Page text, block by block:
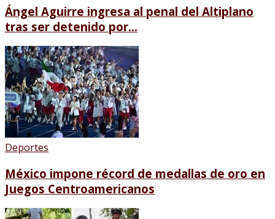
Ángel Aguirre ingresa al penal del Altiplano
tras ser detenido por...
Deportes
México impone récord de medallas de oro en
Juegos Centroamericanos